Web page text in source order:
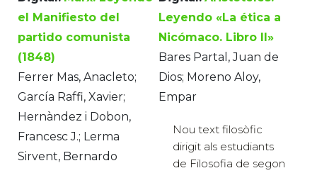
el Manifiesto del
partido comunista
(1848)
Ferrer Mas, Anacleto;
García Raffi, Xavier;
Hernàndez i Dobon,
Francesc J.; Lerma
Sirvent, Bernardo
Leyendo «La ética a
Nicómaco. Libro II»
Bares Partal, Juan de
Dios; Moreno Aloy,
Empar
Nou text filosòfic
dirigit als estudiants
de Filosofia de segon